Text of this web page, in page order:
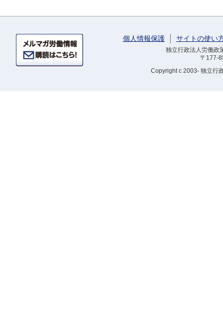
個人情報保護 サイトの使い
独立行政法人労働
〒177-
Copyright c 2003- 独立行